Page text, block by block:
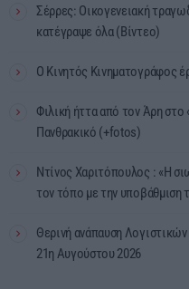
Σέρρες: Οικογενειακή
κατέγραψε όλα (Βίντεο)
Ο Κινητός Κινηματογράφος
Φιλική ήττα από τον Άρη στο
Πανθρακικό (+fotos)
Ντίνος Χαριτόπουλος : «Η
τον τόπο με την υποβάθμιση
Θερινή ανάπαυση
21η Αυγούστου 2026